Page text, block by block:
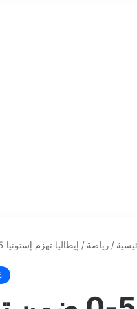
/ رياضة / إيطاليا تهزم إستونيا 5-0 ضمن تصفيات أوروبا المؤهلة لكأس العالم 2026